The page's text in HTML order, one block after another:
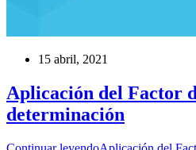
15 abril, 2021
Aplicación del Factor
determinación